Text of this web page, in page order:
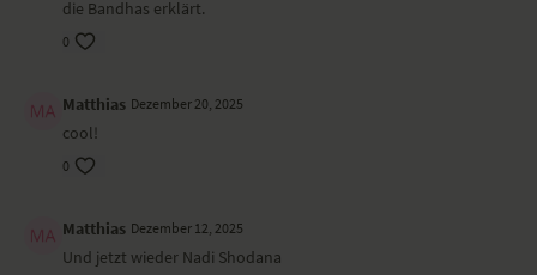
die Bandhas erklärt.
0
Matthias Dezember 20, 2025
cool!
0
Matthias Dezember 12, 2025
Und jetzt wieder Nadi Shodana